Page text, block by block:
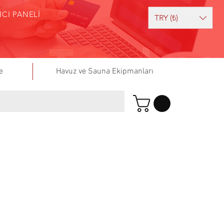
PANELİ TRY (₺)
Havuz ve Sauna Ekipmanları